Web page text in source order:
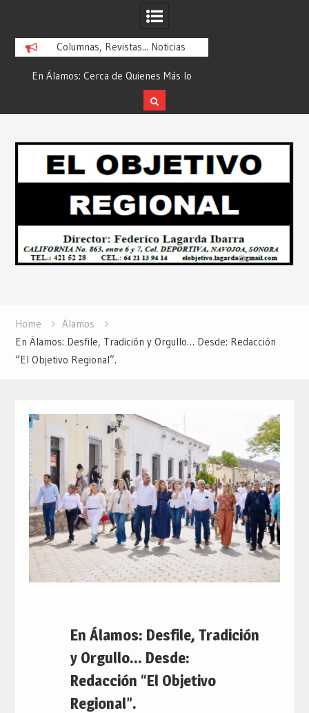
Columnas, Revistas... Noticias
En Álamos: Cerca de Quienes Más lo
Necesitan… Desde: Redacción “El
Objetivo Regional”.
ATTITUDE de
Home
Álamos
En Álamos: Desfile, Tradición y Orgullo… Desde: Redacción
“El Objetivo Regional”.
En Álamos: Desfile, Tradición
y Orgullo… Desde:
Redacción “El Objetivo
Regional”.